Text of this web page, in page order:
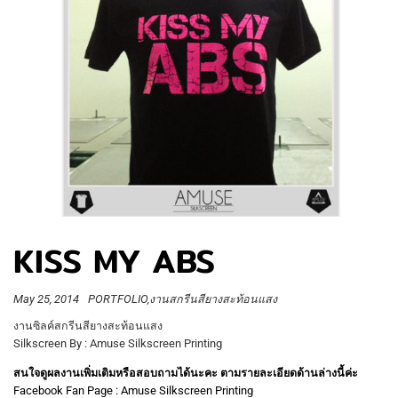
KISS MY ABS
May 25, 2014 PORTFOLIO งานสกรีนสียางสะท้อนแสง
งานซิลค์สกรีนสียางสะท้อนแสง
Silkscreen By : Amuse Silkscreen Printing
สนใจดูผลงานเพิ่มเติมหรือสอบถามได้นะคะ ตามรายละเอียดด้านล่างนี้ค่ะ
Facebook Fan Page : Amuse Silkscreen Printing